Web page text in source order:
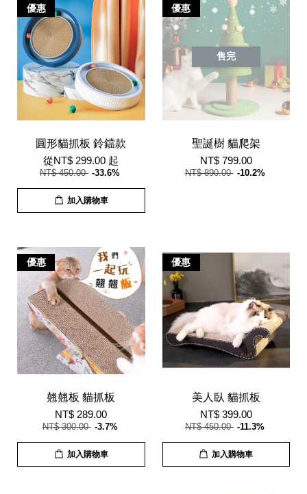
優惠
圓形貓抓板 鈴鐺款
從NT$ 299.00 起
NT$ 450.00 -33.6%
加入購物車
優惠
售完
聖誕樹 貓爬架
NT$ 799.00
NT$ 890.00 -10.2%
優惠
翹翹板 貓抓板
NT$ 289.00
NT$ 300.00 -3.7%
加入購物車
優惠
美人臥 貓抓板
NT$ 399.00
NT$ 450.00 -11.3%
加入購物車